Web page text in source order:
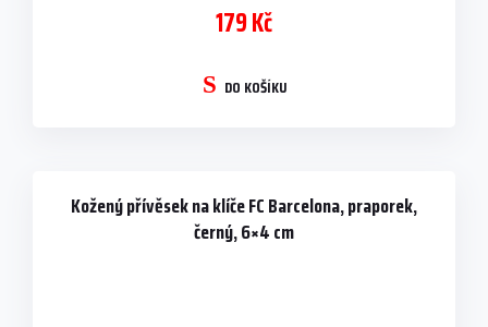
179 Kč
DO KOŠÍKU
Kožený přívěsek na klíče FC Barcelona, praporek,
černý, 6×4 cm